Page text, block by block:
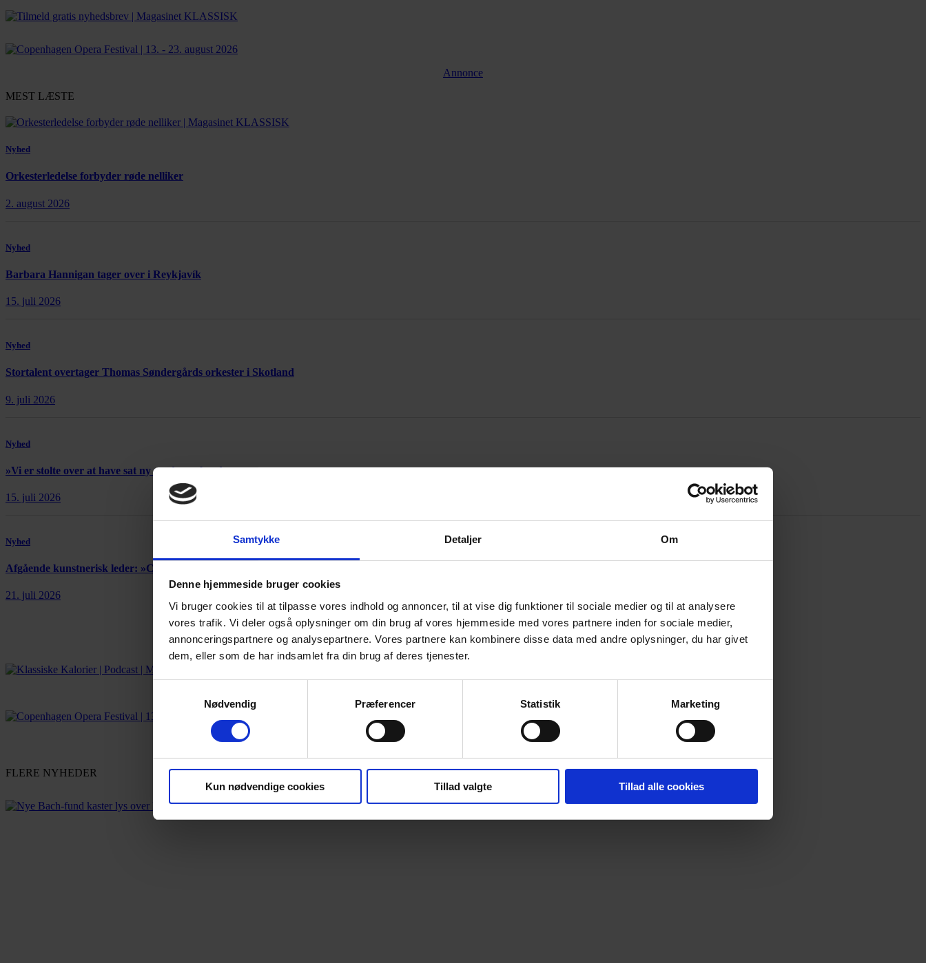
Samtykke Detaljer Om
Denne hjemmeside bruger cookies
Vi bruger cookies til at tilpasse vores indhold og annoncer, til at vise dig funktioner til sociale medier og til at analysere
vores trafik. Vi deler også oplysninger om din brug af vores hjemmeside med vores partnere inden for sociale medier,
annonceringspartnere og analysepartnere. Vores partnere kan kombinere disse data med andre oplysninger, du har givet
dem, eller som de har indsamlet fra din brug af deres tjenester.
Nødvendig
Præferencer Statistik Marketing
Kun nødvendige cookies Tillad valgte Tillad alle cookies
Annonce
MEST LÆSTE
Nyhed
Orkesterledelse forbyder røde nelliker
2. august 2026
Nyhed
Barbara Hannigan tager over i Reykjavík
15. juli 2026
Nyhed
Stortalent overtager Thomas Søndergårds orkester i Skotland
9. juli 2026
Nyhed
»Vi er stolte over at have sat ny verdensrekord«
15. juli 2026
Nyhed
Afgående kunstnerisk leder: »Copenhagen Opera Festival er et åbent maskinrum«
21. juli 2026
FLERE NYHEDER